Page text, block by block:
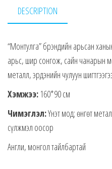
DESCRIPTION
“Монтулга” брэндийн арьсан
арьс, шир сонгож, сайн чанарын
металл, эрдэнийн чулуун
Хэмжээ: 160*90 см
Чимэглэл:Үнэт мод; өнгөт
сүлжмэл оосор
Англи, монгол тайлбартай